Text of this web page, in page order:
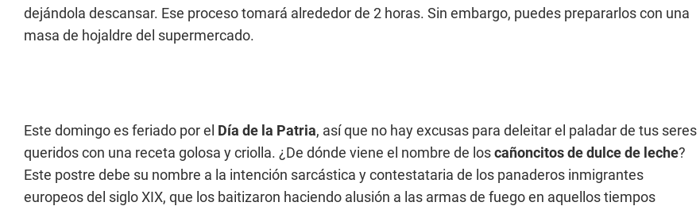
dejándola descansar. Ese proceso tomará alrededor de 2 horas. Sin embargo, puedes prepararlos con una
masa de hojaldre del supermercado.
Este domingo es feriado por el Día de la Patria, así que no hay excusas para deleitar el paladar de tus seres
queridos con una receta golosa y criolla. ¿De dónde viene el nombre de loscañoncitos de dulce de leche?
Este postre debe su nombre a la intención sarcástica y contestataria de los panaderos inmigrantes
europeos del siglo XIX, que los baitizaron haciendo alusión a las armas de fuego en aquellos tiempos